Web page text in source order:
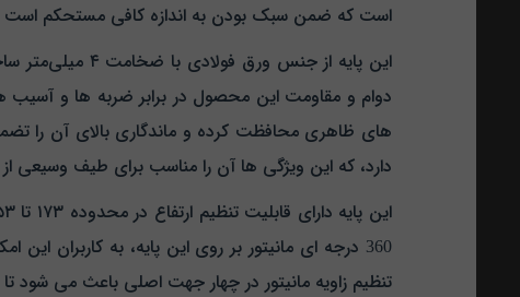
است که ضمن سبک بودن به اندازه کافی مستحکم است
این پایه از
دوام و مقاومت این محصول در برابر ضربه‌ ها و
دارد، که این ویژگی‌ ها آن را مناسب برای طیف وسیعی از
360 درجه‌ ای مانیتور بر روی این پایه، به کاربران
تنظیم زاویه مانیتور در چهار جهت اصلی باعث می‌ شود